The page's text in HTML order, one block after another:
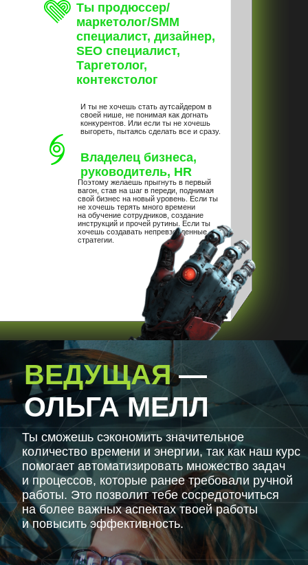
Ты продюссер/
маркетолог/SMM
специалист, дизайнер,
SEO специалист,
Таргетолог,
контекстолог
Владелец бизнеса,
руководитель, HR
И ты не хочешь стать аутсайдером в
своей нише, не понимая как догнать
конкурентов. Или если ты не хочешь
выгореть, пытаясь сделать все и сразу.
Поэтому желаешь прыгнуть в первый
вагон, став на шаг в переди, поднимая
свой бизнес на новый уровень. Если ты
не хочешь терять много времени
на обучение сотрудников, создание
инструкций и прочей рутины. Если ты
хочешь создавать непревзойденные
стратегии.
ВЕДУЩАЯ—
ОЛЬГА МЕЛЛ
Ты сможешь сэкономить значительное
количество времени и энергии, так как наш курс
помогает автоматизировать множество задач
и процессов, которые ранее требовали ручной
работы. Это позволит тебе сосредоточиться
на более важных аспектах твоей работы
и повысить эффективность.
НА ЧТО СПОСОБНЫ
НЕЙРОСЕТИ?
Писать продающие
за несколько секунд
Составлять
эффективные контент
стратегии
Проводить глубокий
анализ ЦА и
конкурентов
Прописывать сценарии
прогревов и вирусных
Reels
Анализировать Zoom
встречи, интервью с
ВНЕДРЯЕМ